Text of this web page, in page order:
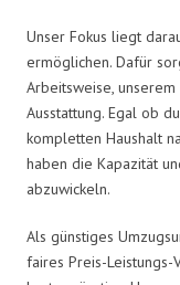
Unser Fokus liegt
ermöglichen. Dafür
Arbeitsweise,
Ausstattung. Egal ob
kompletten Haushalt
haben die Kapazität
abzuwickeln.
Als günstiges
faires Preis-